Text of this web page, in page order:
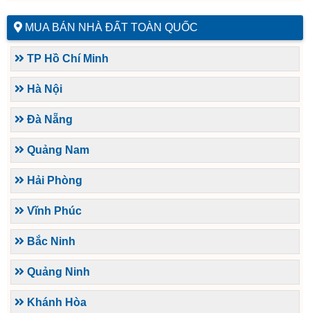
MUA BÁN NHÀ ĐẤT TOÀN QUỐC
TP Hồ Chí Minh
Hà Nội
Đà Nẵng
Quảng Nam
Hải Phòng
Vĩnh Phúc
Bắc Ninh
Quảng Ninh
Khánh Hòa